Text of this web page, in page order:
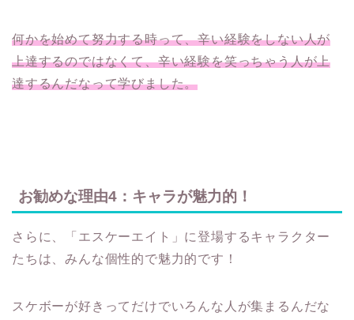
何かを始めて努力する時って、辛い経験をしない人が
上達するのではなくて、辛い経験を笑っちゃう人が上
達するんだなって学びました。
お勧めな理由4：キャラが魅力的！
さらに、「エスケーエイト」に登場するキャラクター
たちは、みんな個性的で魅力的です！
スケボーが好きってだけでいろんな人が集まるんだな